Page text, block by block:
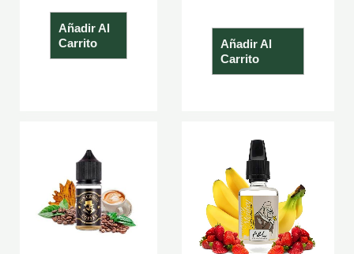
Añadir Al
Carrito
Añadir Al
Carrito